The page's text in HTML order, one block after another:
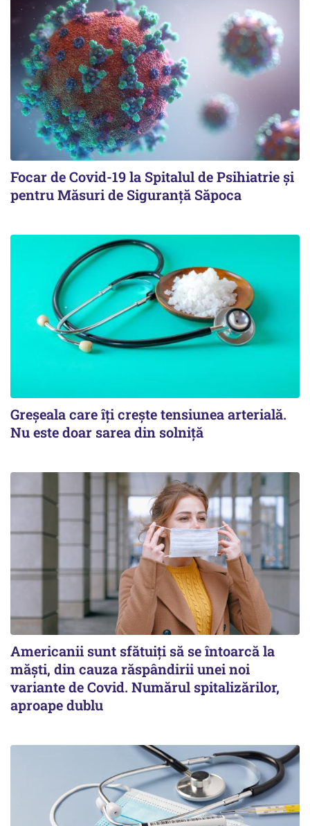
Focar de Covid-19 la Spitalul de Psihiatrie şi
pentru Măsuri de Siguranţă Săpoca
Greșeala care îți crește tensiunea arterială.
Nu este doar sarea din solniță
Americanii sunt sfătuiți să se întoarcă la
măști, din cauza răspândirii unei noi
variante de Covid. Numărul spitalizărilor,
aproape dublu